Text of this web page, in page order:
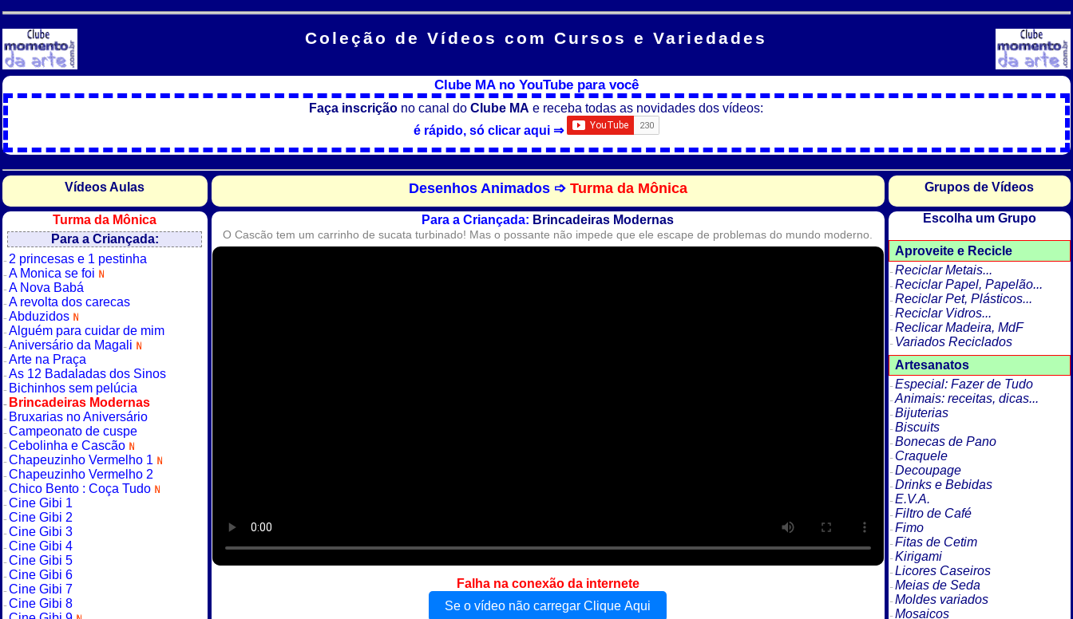
Coleção de Vídeos com Cursos e Variedades
Clube MA no YouTube para você
Faça inscrição no canal doClube MA e receba todas as novidades dos vídeos:
é rápido, só clicar aqui ⇒
Vídeos Aulas
Turma da Mônica
Para a Criançada:
2 princesas e 1 pestinha
A Monica se foi
A Nova Babá
A revolta dos carecas
Abduzidos
Alguém para cuidar de mim
Aniversário da Magali
Arte na Praça
As 12 Badaladas dos Sinos
Bichinhos sem pelúcia
Brincadeiras Modernas
Bruxarias no Aniversário
Campeonato de cuspe
Cebolinha e Cascão
Chapeuzinho Vermelho 1
Chapeuzinho Vermelho 2
Chico Bento : Coça Tudo
Cine Gibi 1
Cine Gibi 2
Cine Gibi 3
Cine Gibi 4
Cine Gibi 5
Cine Gibi 6
Cine Gibi 7
Cine Gibi 8
Desenhos Animados ➩ Turma da Mônica
Para a Criançada: Brincadeiras Modernas
O Cascão tem um carrinho de sucata turbinado! Mas o possante não impede que ele escape de problemas do mundo moderno.
Falha na conexão da internete
Se o vídeo não carregar Clique Aqui
Grupos de Vídeos
Escolha um Grupo
Aproveite e Recicle
Reciclar Metais...
Reciclar Papel, Papelão...
Reciclar Pet, Plásticos...
Reciclar Vidros...
Reclicar Madeira, MdF
Variados Reciclados
Artesanatos
Especial: Fazer de Tudo
Animais: receitas, dicas...
Bijuterias
Biscuits
Bonecas de Pano
Craquele
Decoupage
Drinks e Bebidas
E.V.A.
Filtro de Café
Fimo
Fitas de Cetim
Kirigami
Licores Caseiros
Meias de Seda
Moldes variados
Mosaicos